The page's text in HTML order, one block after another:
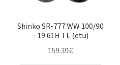
Shinko SR-777 WW 100/90
– 19 61H TL (etu)
159.39€